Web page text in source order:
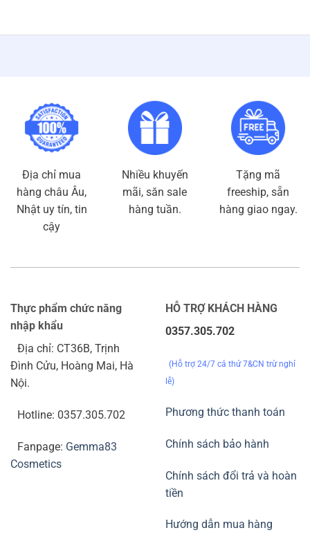
Địa chỉ mua
hàng châu Âu,
Nhật uy tín, tin
cậy
Nhiều khuyến
mãi, săn sale
hàng tuần.
Tặng mã
freeship, sẵn
hàng giao ngay.
Thực phẩm chức năng
nhập khẩu
Địa chỉ: CT36B, Trịnh
Đình Cửu, Hoàng Mai, Hà
Nội.
Hotline: 0357.305.702
Fanpage: Gemma83
Cosmetics
HỖ TRỢ KHÁCH HÀNG
0357.305.702
(Hỗ trợ 24/7 cả thứ 7&CN trừ nghỉ
lễ)
Phương thức thanh toán
Chính sách bảo hành
Chính sách đổi trả và hoàn
tiền
Hướng dẫn mua hàng